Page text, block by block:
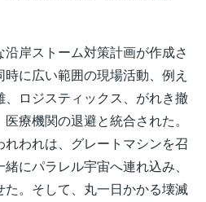
岸ストーム対策計画が作成さ
に広い範囲の現場活動、例え
、ロジスティックス、がれき撤
療機関の退避と統合された。
れわれは、グレートマシンを召
にパラレル宇宙へ連れ込み、
。そして、丸一日かかる壊滅